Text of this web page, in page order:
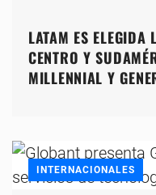
LATAM ES ELEGIDA
CENTRO Y
MILLENNIAL Y
INTERNACIONALES